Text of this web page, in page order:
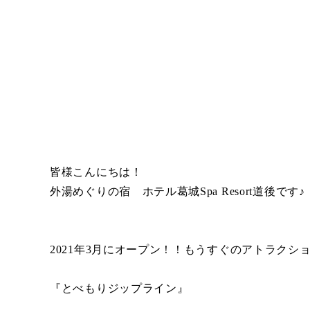
皆様こんにちは！
外湯めぐりの宿 ホテル葛城Spa Resort道後です♪
2021年3月にオープン！！もうすぐのアトラクシ
『とべもりジップライン』